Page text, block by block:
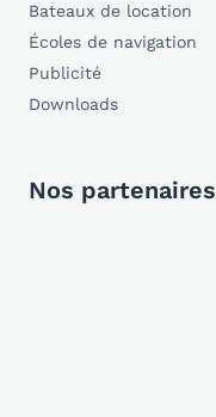
Bateaux de location
Écoles de navigation
Publicité
Downloads
Nos partenaires